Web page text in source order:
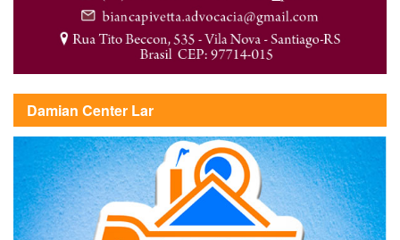
Damian Center Lar